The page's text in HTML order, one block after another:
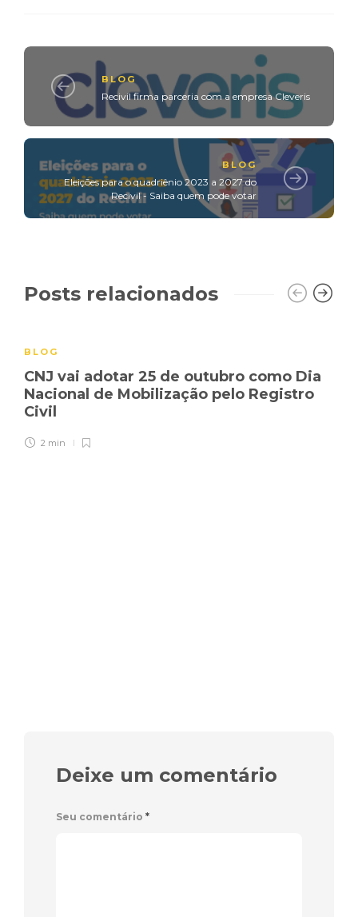
BLOG
Recivil firma parceria com a empresa Cleveris
BLOG
Eleições para o quadriênio 2023 a 2027 do
Recivil - Saiba quem pode votar
Posts relacionados
BLOG
CNJ vai adotar 25 de outubro como Dia
Nacional de Mobilização pelo Registro
Civil
2 min
Deixe um comentário
Seu comentário *